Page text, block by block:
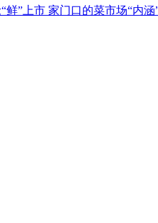
鲜”上市 家门口的菜市场“内